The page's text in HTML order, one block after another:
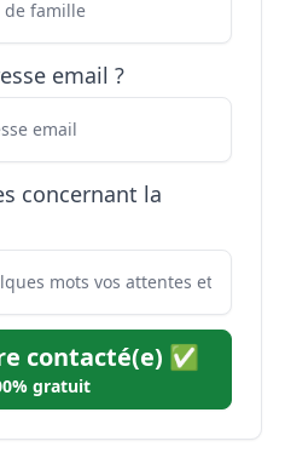
email ?
concernant la
contacté(e) ✅
gratuit